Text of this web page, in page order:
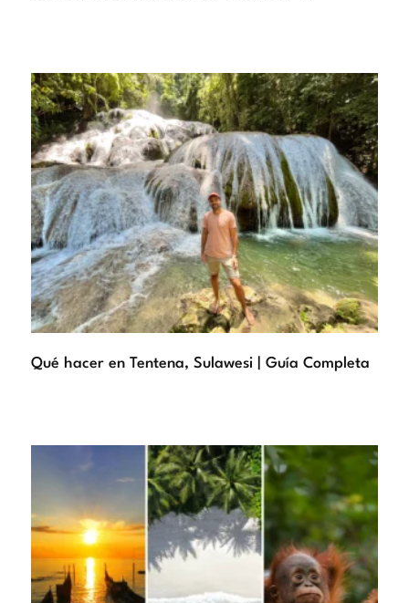
Qué hacer en Tentena, Sulawesi | Guía Completa